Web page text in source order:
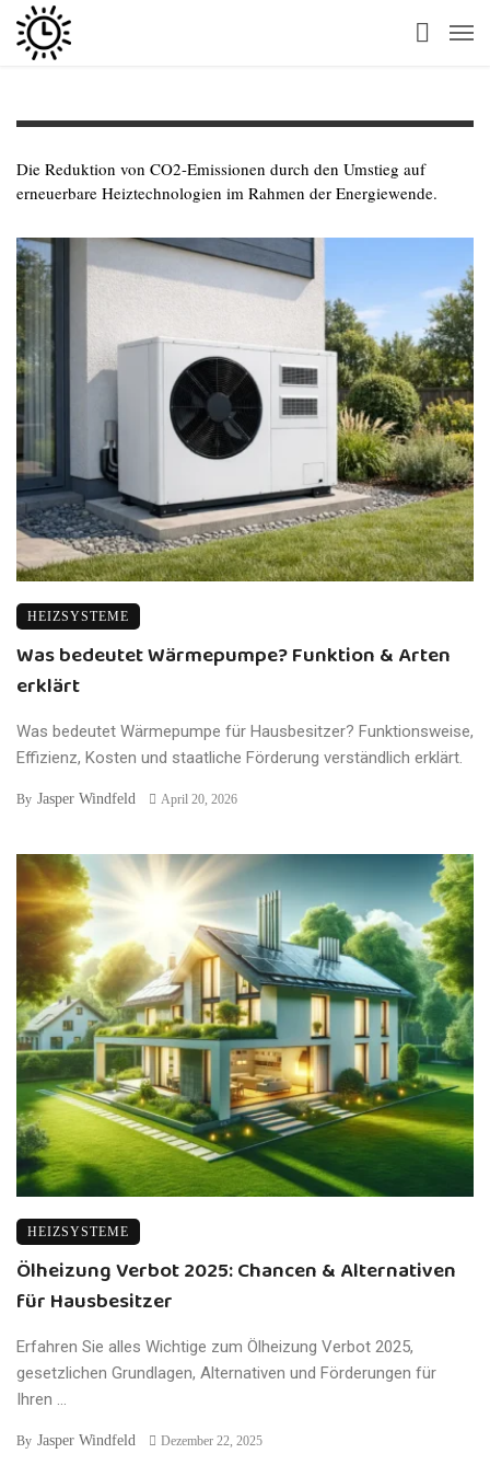
Die Reduktion von CO2-Emissionen durch den Umstieg auf
erneuerbare Heiztechnologien im Rahmen der Energiewende.
HEIZSYSTEME
Was bedeutet Wärmepumpe? Funktion & Arten
erklärt
Was bedeutet Wärmepumpe für Hausbesitzer? Funktionsweise,
Effizienz, Kosten und staatliche Förderung verständlich erklärt.
By Jasper Windfeld April 20, 2026
HEIZSYSTEME
Ölheizung Verbot 2025: Chancen & Alternativen
für Hausbesitzer
Erfahren Sie alles Wichtige zum Ölheizung Verbot 2025,
gesetzlichen Grundlagen, Alternativen und Förderungen für
Ihren ...
By Jasper Windfeld Dezember 22, 2025